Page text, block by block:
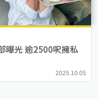
曝光 逾2500呎擁私
2025.10.05